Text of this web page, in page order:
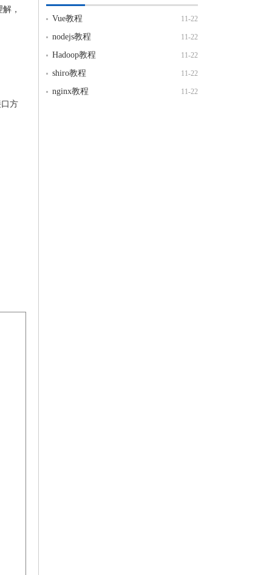
，
方
11-22
Vue教程
11-22
nodejs教程
11-22
Hadoop教程
11-22
shiro教程
11-22
nginx教程